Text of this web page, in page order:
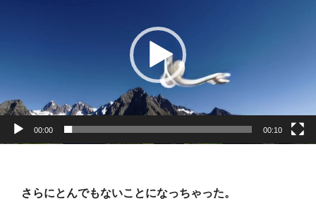
00:00 00:10
さらにとんでもないことになっちゃった。